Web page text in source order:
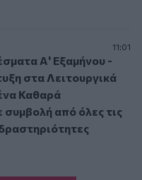
11:01
Α' Εξαμήνου -
στα Λειτουργικά
Καθαρά
από όλες τις